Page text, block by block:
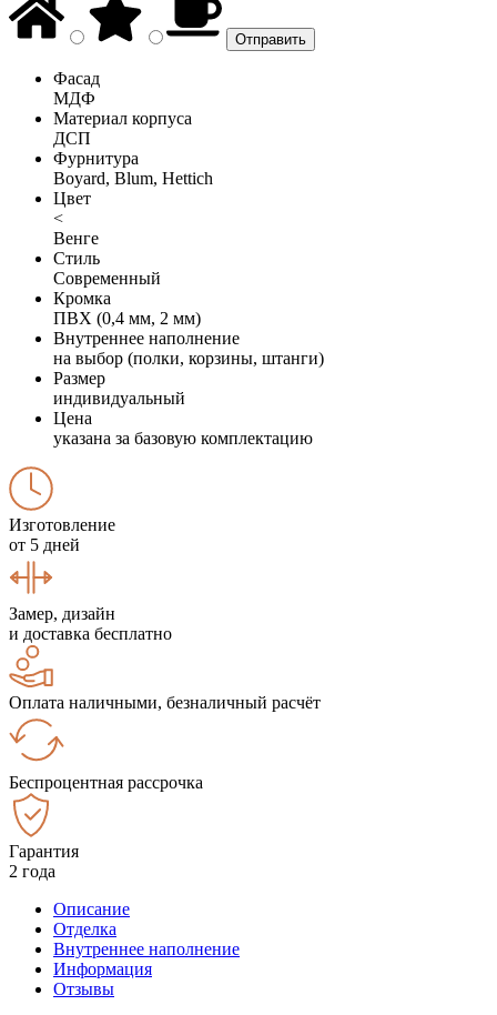
Фасад
МДФ
Материал корпуса
ДСП
Фурнитура
Boyard, Blum, Hettich
Цвет
<
Венге
Стиль
Современный
Кромка
ПВХ (0,4 мм, 2 мм)
Внутреннее наполнение
на выбор (полки, корзины, штанги)
Размер
индивидуальный
Цена
указана за базовую комплектацию
Изготовление
от 5 дней
Замер, дизайн
и доставка бесплатно
Оплата наличными, безналичный расчёт
Беспроцентная рассрочка
Гарантия
2 года
Описание
Отделка
Внутреннее наполнение
Информация
Отзывы